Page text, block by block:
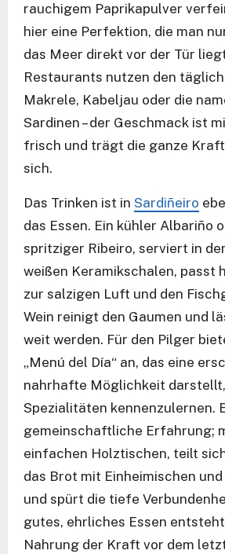
rauchigem Paprikapulver
hier eine Perfektion, die man
das Meer direkt vor der Tür
Restaurants nutzen den
Makrele, Kabeljau oder die
Sardinen – der Geschmack ist
frisch und trägt die ganze
sich.
Das Trinken ist in Sardiñeiro
das Essen. Ein kühler Albariño
spritziger Ribeiro, serviert in
weißen Keramikschalen, passt
zur salzigen Luft und den
Wein reinigt den Gaumen und
weit werden. Für den Pilger
„Menú del Día“ an, das eine
nahrhafte Möglichkeit
Spezialitäten kennenzulernen.
gemeinschaftliche Erfahrung;
einfachen Holztischen, teilt
das Brot mit Einheimischen
und spürt die tiefe
gutes, ehrliches Essen
Nahrung der Kraft vor dem